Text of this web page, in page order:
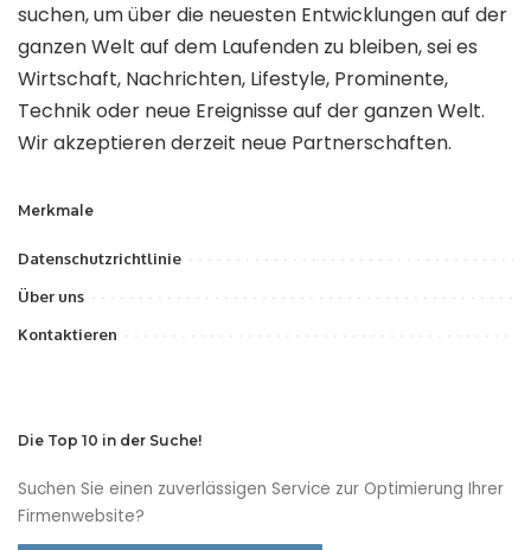
suchen, um über die neuesten Entwicklungen auf der
ganzen Welt auf dem Laufenden zu bleiben, sei es
Wirtschaft, Nachrichten, Lifestyle, Prominente,
Technik oder neue Ereignisse auf der ganzen Welt.
Wir akzeptieren derzeit neue Partnerschaften.
Merkmale
Datenschutzrichtlinie
Über uns
Kontaktieren
Die Top 10 in der Suche!
Suchen Sie einen zuverlässigen Service zur Optimierung Ihrer
Firmenwebsite?